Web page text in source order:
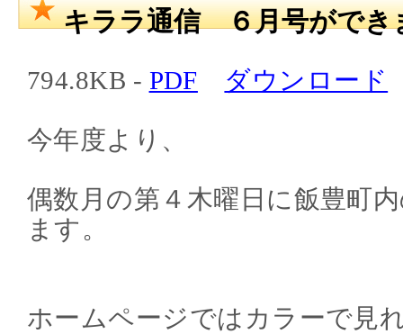
キララ通信 ６月号ができ
794.8KB - PDF ダウンロード
今年度より、
偶数月の第４木曜日に飯豊町
ます。
ホームページではカラーで見